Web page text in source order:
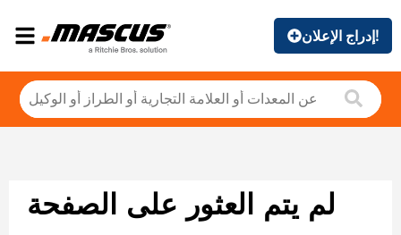
إدراج الإعلان!
لم يتم العثور على الصفحة